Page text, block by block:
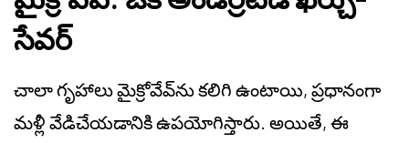
సేవర్
చాలా గృహాలు మైక్రోవేవ్‌ను కలిగి ఉంటాయి, ప్రధానంగా
మళ్లీ వేడిచేయడానికి ఉపయోగిస్తారు. అయితే, ఈ